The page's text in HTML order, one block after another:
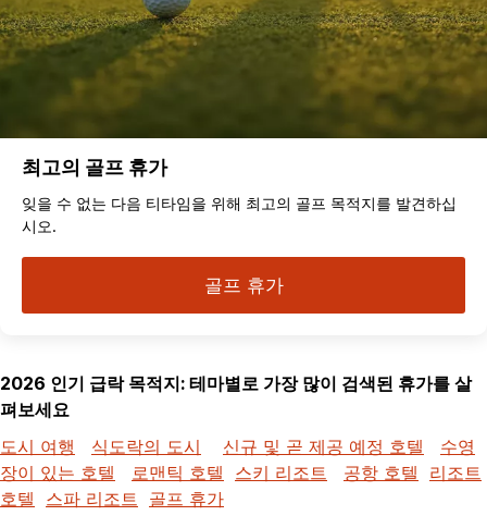
최고의 골프 휴가
잊을 수 없는 다음 티타임을 위해 최고의 골프 목적지를 발견하십
시오.
골프 휴가
2026 인기 급락 목적지: 테마별로 가장 많이 검색된 휴가를 살
펴보세요
도시 여행
식도락의 도시 신규 및 곧 제공 예정 호텔
수영
장이 있는 호텔
로맨틱 호텔 스키 리조트 공항 호텔
리조트
호텔
스파 리조트
골프 휴가